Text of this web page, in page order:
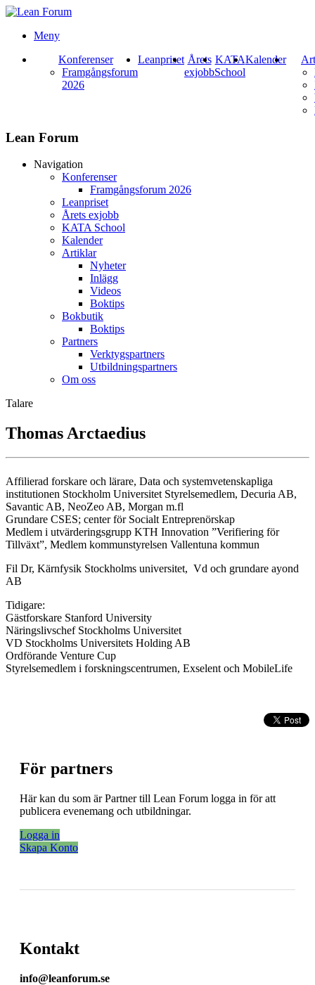
Meny
Konferenser
Framgångsforum
2026
Leanpriset Årets
exjobb
KATA
School
Kalender
Lean Forum
Navigation
Konferenser
Framgångsforum 2026
Leanpriset
Årets exjobb
KATA School
Kalender
Artiklar
Nyheter
Inlägg
Videos
Boktips
Bokbutik
Boktips
Partners
Verktygspartners
Utbildningspartners
Om oss
Talare
Thomas Arctaedius
Affilierad forskare och lärare, Data och systemvetenskapliga
institutionen Stockholm Universitet Styrelsemedlem, Decuria AB,
Savantic AB, NeoZeo AB, Morgan m.fl
Grundare CSES; center för Socialt Entreprenörskap
Medlem i utvärderingsgrupp KTH Innovation ”Verifiering för
Tillväxt”, Medlem kommunstyrelsen Vallentuna kommun
Fil Dr, Kärnfysik Stockholms universitet, Vd och grundare ayond
AB
Tidigare:
Gästforskare Stanford University
Näringslivschef Stockholms Universitet
VD Stockholms Universitets Holding AB
Ordförande Venture Cup
Styrelsemedlem i forskningscentrumen, Exselent och MobileLife
För partners
Här kan du som är Partner till Lean Forum logga in för att
publicera evenemang och utbildningar.
Logga in
Skapa Konto
Kontakt
info@leanforum.se